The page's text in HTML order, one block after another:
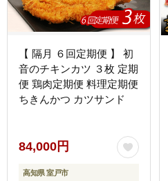
【 隔月 ６回定期便 】 初
音のチキンカツ ３枚 定期
便 鶏肉定期便 料理定期便
ちきんかつ カツサンド
84,000円
高知県 室戸市